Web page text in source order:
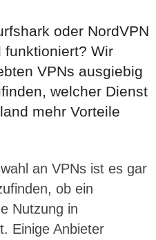
oder NordVPN
funktioniert? Wir
VPNs ausgiebig
welcher Dienst
mehr Vorteile
an VPNs ist es gar
ob ein
Nutzung in
Einige Anbieter